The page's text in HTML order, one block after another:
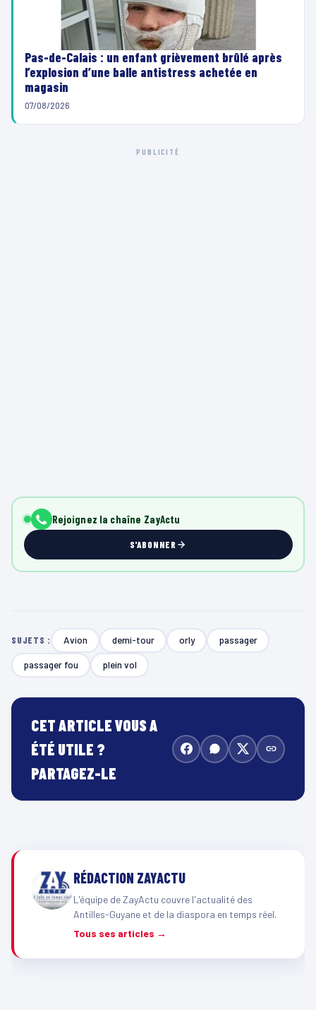
Pas-de-Calais : un enfant grièvement brûlé après
l’explosion d’une balle antistress achetée en
magasin
07/08/2026
PUBLICITÉ
Rejoignez la chaîne ZayActu
S'ABONNER
SUJETS : Avion demi-tour orly passager
passager fou plein vol
CET ARTICLE VOUS A
ÉTÉ UTILE ?
PARTAGEZ-LE
RÉDACTION ZAYACTU
L'équipe de ZayActu couvre l'actualité des
Antilles-Guyane et de la diaspora en temps réel.
Tous ses articles →